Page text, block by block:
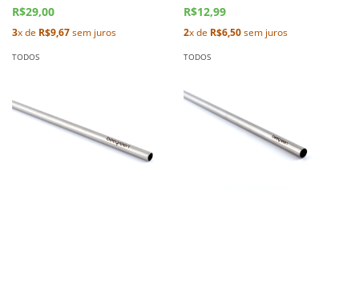
R$29,00
3x de R$9,67sem juros
TODOS
R$12,99
2x de R$6,50sem juros
TODOS